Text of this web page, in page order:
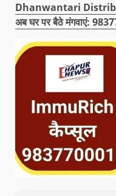
Dhanwantari
अब घर पर बैठे मंगवाएं: